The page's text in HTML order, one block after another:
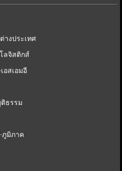
างประเทศ
ลจิสติกส์
อสเอมอี
ธรรม
ภูมิภาค